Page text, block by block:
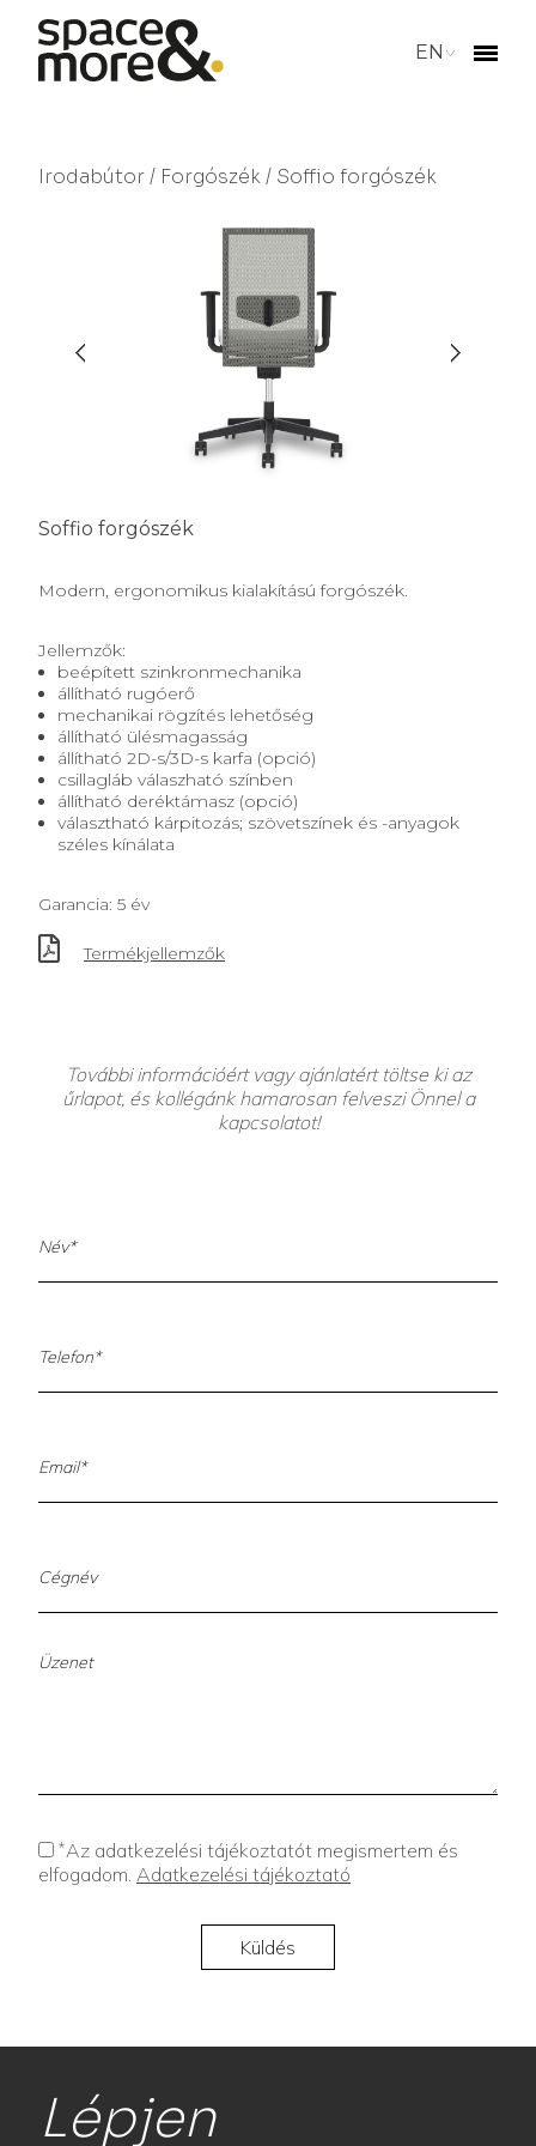
EN
Irodabútor/ Forgószék/ Soffio forgószék
Soffio forgószék
Modern, ergonomikus kialakítású forgószék.
Jellemzők:
beépített szinkronmechanika
állítható rugóerő
mechanikai rögzítés lehetőség
állítható ülésmagasság
állítható 2D-s/3D-s karfa (opció)
csillagláb válaszható színben
állítható deréktámasz (opció)
választható kárpitozás; szövetszínek és -anyagok
széles kínálata
Garancia: 5 év
Termékjellemzők
További információért vagy ajánlatért töltse ki az
űrlapot, és kollégánk hamarosan felveszi Önnel a
kapcsolatot!
*Az adatkezelési tájékoztatót megismertem és
elfogadom. Adatkezelési tájékoztató
Lépjen